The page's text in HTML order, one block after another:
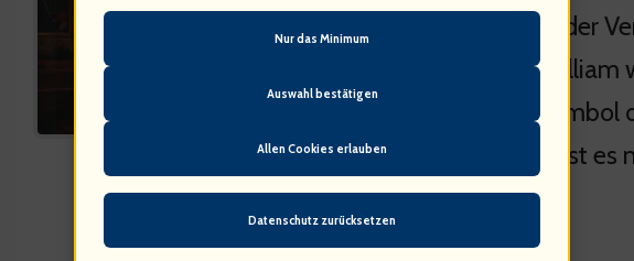
mussten in der
brechen.
auch ein
zu wahren. Ist
Nur das Minimum
Auswahl bestätigen
Allen Cookies erlauben
Datenschutz zurücksetzen